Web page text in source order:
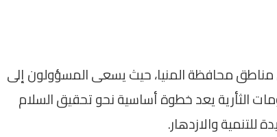
محافظة المنيا، حيث يسعى المسؤولون إلى
الثأرية يعد خطوة أساسية نحو تحقيق السلام
والازدهار.